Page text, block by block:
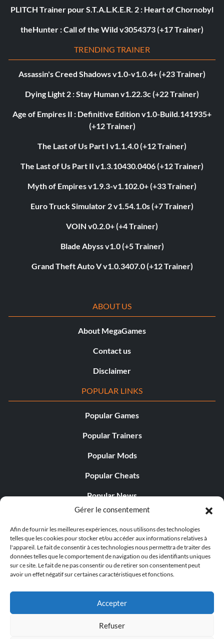
Gérer le consentement
Afin de fournir les meilleures expériences, nous utilisons des technologies
telles que les cookies pour stocker et/ou accéder aux informations relatives à
l'appareil. Le fait de consentir à ces technologies nous permettra de traiter des
données telles que le comportement de navigation ou des identifiants uniques
sur ce site. Le fait de ne pas consentir ou de retirer son consentement peut
avoir un effet négatif sur certaines caractéristiques et fonctions.
Accepter
Refuser
PLITCH Trainer pour S.T.A.L.K.E.R. 2 : Heart of Chornobyl
theHunter : Call of the Wild v3054373 (+17 Trainer)
TRENDING TRAINER
Assassin's Creed Shadows v1.0-v1.0.4+ (+23 Trainer)
Dying Light 2 : Stay Human v1.22.3c (+22 Trainer)
Age of Empires II : Definitive Edition v1.0-Build.141935+
(+12 Trainer)
The Last of Us Part I v1.1.4.0 (+12 Trainer)
The Last of Us Part II v1.3.10430.0406 (+12 Trainer)
Myth of Empires v1.9.3-v1.102.0+ (+33 Trainer)
Euro Truck Simulator 2 v1.54.1.0s (+7 Trainer)
VOIN v0.2.0+ (+4 Trainer)
Blade Abyss v1.0 (+5 Trainer)
Grand Theft Auto V v1.0.3407.0 (+12 Trainer)
ABOUT US
About MegaGames
Contact us
Disclaimer
POPULAR LINKS
Popular Games
Popular Trainers
Popular Mods
Popular Cheats
Popular News
Popular Editorials
Popular Free Games
LATEST UPDATES